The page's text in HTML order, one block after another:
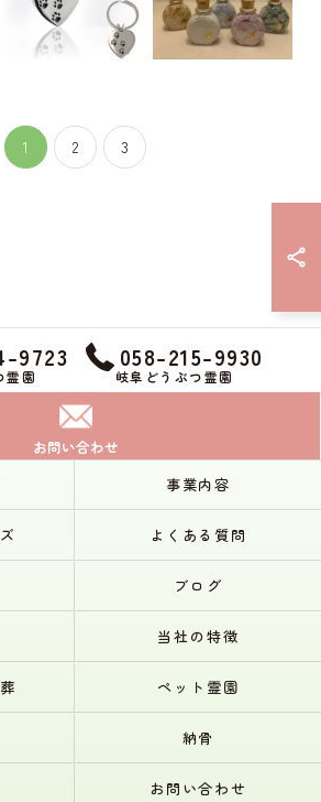
1 2 3
9723
霊園
058-215-9930
岐阜どうぶつ霊園
お問い合わせ
事業内容
よくある質問
ブログ
当社の特徴
ペット霊園
納骨
お問い合わせ